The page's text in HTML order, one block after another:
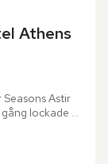
Athens
Astir
lockade
Här...